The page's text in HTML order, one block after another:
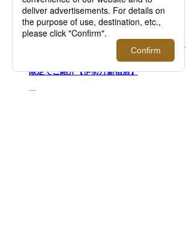
2026.08.05 - 08.18
＜モロー・パリ＞｜マーカージュペイントバ
ッグ 「One Of A Kind」コレクションを期間
限定でご紹介【伊勢丹新宿店】